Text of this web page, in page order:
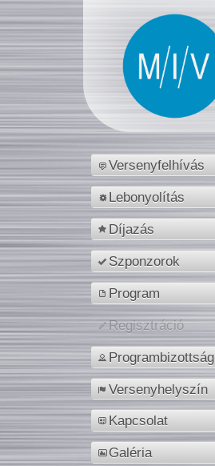
Versenyfelhívás
Lebonyolítás
Díjazás
Szponzorok
Program
Regisztráció
Programbizottság
Versenyhelyszín
Kapcsolat
Galéria